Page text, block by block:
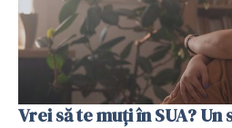
Vrei să te muți în SUA?